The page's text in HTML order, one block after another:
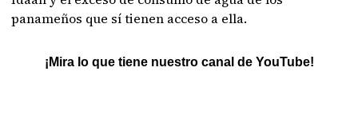
panameños que sí tienen acceso a ella.
¡Mira lo que tiene nuestro canal de YouTube!